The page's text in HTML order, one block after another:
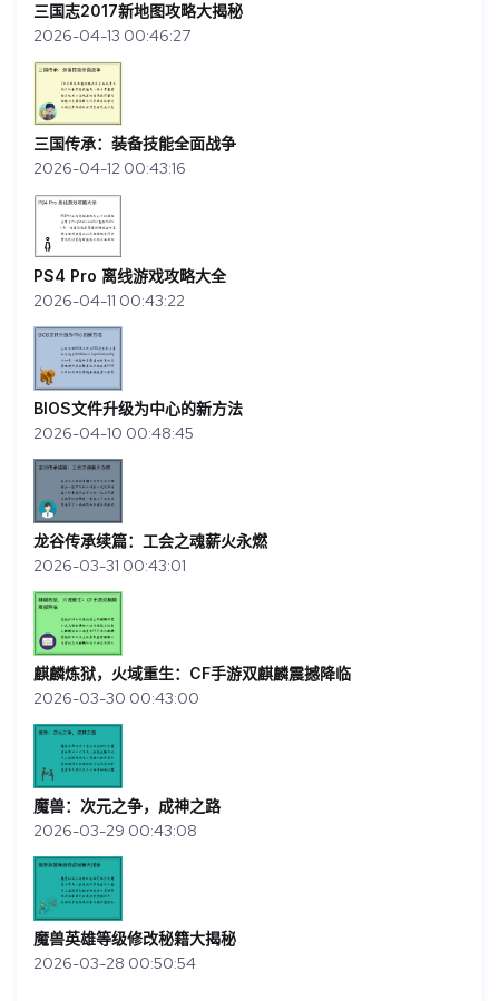
三国志2017新地图攻略大揭秘
2026-04-13 00:46:27
三国传承：装备技能全面战争
2026-04-12 00:43:16
PS4 Pro 离线游戏攻略大全
2026-04-11 00:43:22
BIOS文件升级为中心的新方法
2026-04-10 00:48:45
龙谷传承续篇：工会之魂薪火永燃
2026-03-31 00:43:01
麒麟炼狱，火域重生：CF手游双麒麟震撼降临
2026-03-30 00:43:00
魔兽：次元之争，成神之路
2026-03-29 00:43:08
魔兽英雄等级修改秘籍大揭秘
2026-03-28 00:50:54